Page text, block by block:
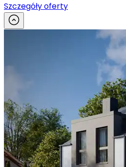
Szczegóły oferty